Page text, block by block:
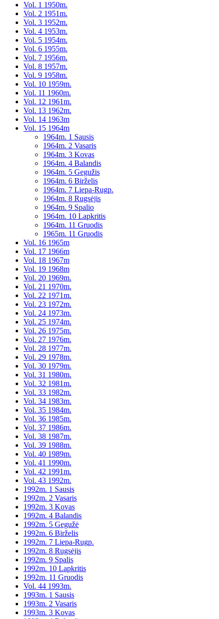
Vol. 1 1950m.
Vol. 2 1951m.
Vol. 3 1952m.
Vol. 4 1953m.
Vol. 5 1954m.
Vol. 6 1955m.
Vol. 7 1956m.
Vol. 8 1957m.
Vol. 9 1958m.
Vol. 10 1959m.
Vol. 11 1960m.
Vol. 12 1961m.
Vol. 13 1962m.
Vol. 14 1963m
Vol. 15 1964m
1964m. 1 Sausis
1964m. 2 Vasaris
1964m. 3 Kovas
1964m. 4 Balandis
1964m. 5 Gegužis
1964m. 6 Birželis
1964m. 7 Liepa-Rugp.
1964m. 8 Rugsėjis
1964m. 9 Spalio
1964m. 10 Lapkritis
1964m. 11 Gruodis
1965m. 11 Gruodis
Vol. 16 1965m
Vol. 17 1966m
Vol. 18 1967m
Vol. 19 1968m
Vol. 20 1969m.
Vol. 21 1970m.
Vol. 22 1971m.
Vol. 23 1972m.
Vol. 24 1973m.
Vol. 25 1974m.
Vol. 26 1975m.
Vol. 27 1976m.
Vol. 28 1977m.
Vol. 29 1978m.
Vol. 30 1979m.
Vol. 31 1980m.
Vol. 32 1981m.
Vol. 33 1982m.
Vol. 34 1983m.
Vol. 35 1984m.
Vol. 36 1985m.
Vol. 37 1986m.
Vol. 38 1987m.
Vol. 39 1988m.
Vol. 40 1989m.
Vol. 41 1990m.
Vol. 42 1991m.
Vol. 43 1992m.
1992m. 1 Sausis
1992m. 2 Vasaris
1992m. 3 Kovas
1992m. 4 Balandis
1992m. 5 Gegužė
1992m. 6 Birželis
1992m. 7 Liepa-Rugp.
1992m. 8 Rugsėjis
1992m. 9 Spalis
1992m. 10 Lapkritis
1992m. 11 Gruodis
Vol. 44 1993m.
1993m. 1 Sausis
1993m. 2 Vasaris
1993m. 3 Kovas